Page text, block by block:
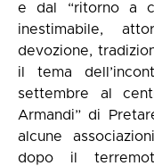
e dal “ritorno a
inestimabile,
devozione,
il tema
settembre al
Armandi” di
alcune
dopo il